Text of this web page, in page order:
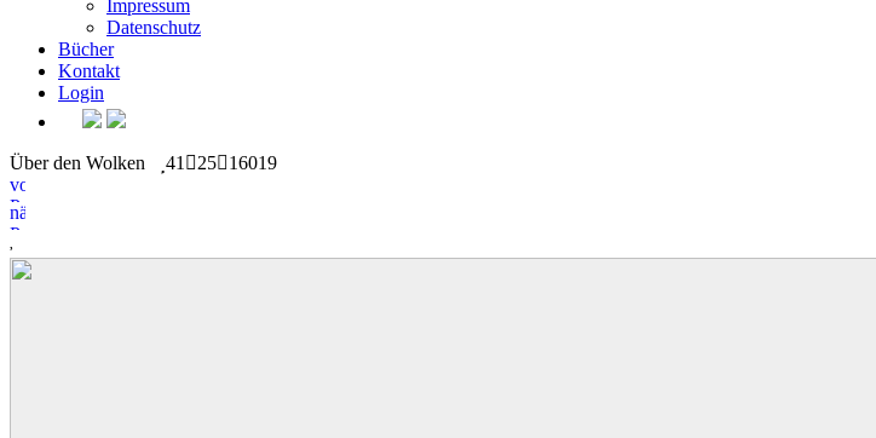
Impressum
Datenschutz
Bücher
Kontakt
Login
Über den Wolken 41 25 16019